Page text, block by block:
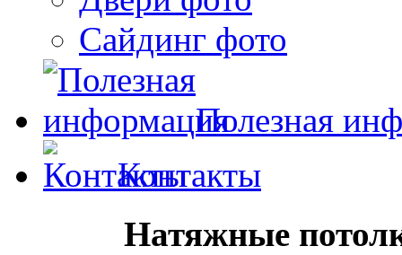
Сайдинг фото
Полезная
Контакты
Натяжные